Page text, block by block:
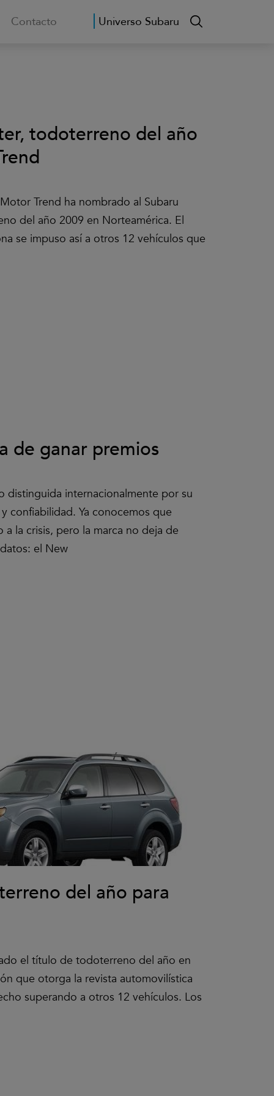
Contacto Universo Subaru
todoterreno del año
Trend ha nombrado al Subaru
del año 2009 en Norteamérica. El
se impuso así a otros 12 vehículos que
de ganar premios
distinguida internacionalmente por su
confiabilidad. Ya conocemos que
a la crisis, pero la marca no deja de
el New
del año para
el título de todoterreno del año en
que otorga la revista automovilística
superando a otros 12 vehículos. Los